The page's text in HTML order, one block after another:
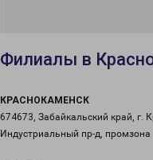
Филиалы в
КРАСНОКАМЕНСК
674673, Забайкальский край, г.
Индустриальный пр-д, промзона